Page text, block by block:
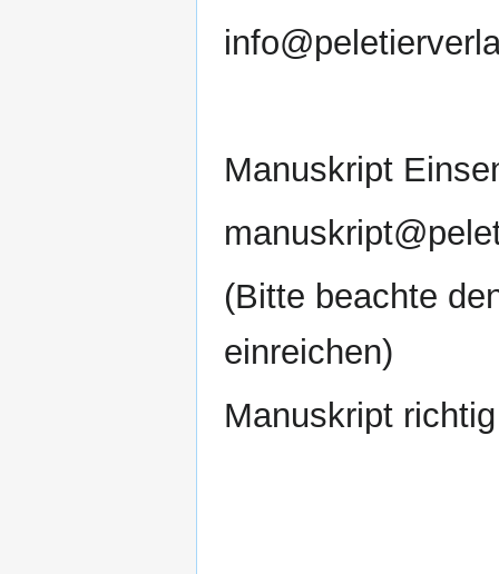
Manuskript
(Bitte beachte
einreichen)
Manuskript